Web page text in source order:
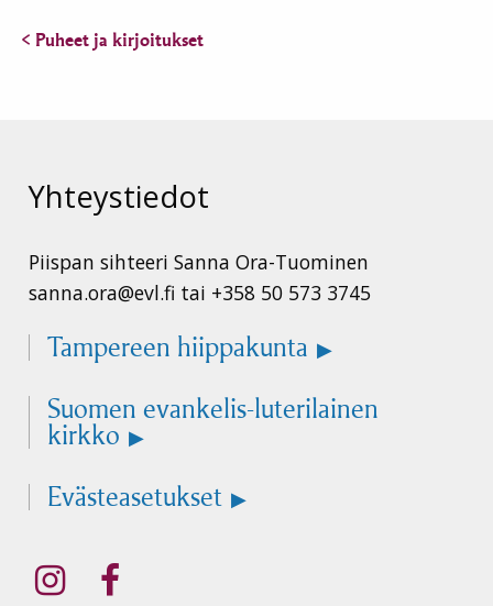
< Puheet ja kirjoitukset
Yhteystiedot
Piispan sihteeri Sanna Ora-Tuominen
sanna.ora@evl.fi tai +358 50 573 3745
Tampereen hiippakunta
Suomen evankelis-luterilainen
kirkko
Evästeasetukset